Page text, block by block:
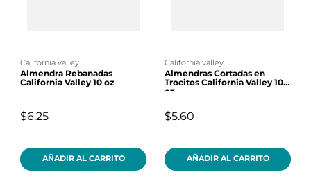
california valley
Almendra Rebanadas
California Valley 10 oz
$6.25
AÑADIR AL CARRITO
california valley
Almendras Cortadas en
Trocitos California Valley 10
oz
$5.60
AÑADIR AL CARRITO